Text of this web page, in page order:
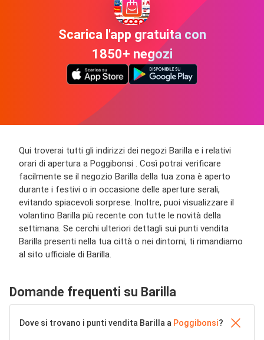
Scarica l'app gratuita con
1850+ negozi
Qui troverai tutti gli indirizzi dei negozi Barilla e i relativi
orari di apertura a Poggibonsi . Così potrai verificare
facilmente se il negozio Barilla della tua zona è aperto
durante i festivi o in occasione delle aperture serali,
evitando spiacevoli sorprese. Inoltre, puoi visualizzare il
volantino Barilla più recente con tutte le novità della
settimana. Se cerchi ulteriori dettagli sui punti vendita
Barilla presenti nella tua città o nei dintorni, ti rimandiamo
al sito ufficiale di Barilla.
Domande frequenti su Barilla
Dove si trovano i punti vendita Barilla a Poggibonsi?